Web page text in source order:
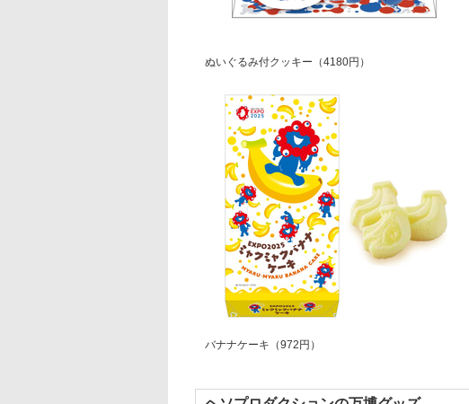
ぬいぐるみ付クッキー（4180円）
バナナケーキ（972円）